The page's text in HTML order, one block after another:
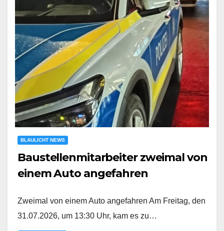
BLAULICHT NEWS
Baustellenmitarbeiter zweimal von
einem Auto angefahren
Zweimal von einem Auto angefahren Am Freitag, den
31.07.2026, um 13:30 Uhr, kam es zu…